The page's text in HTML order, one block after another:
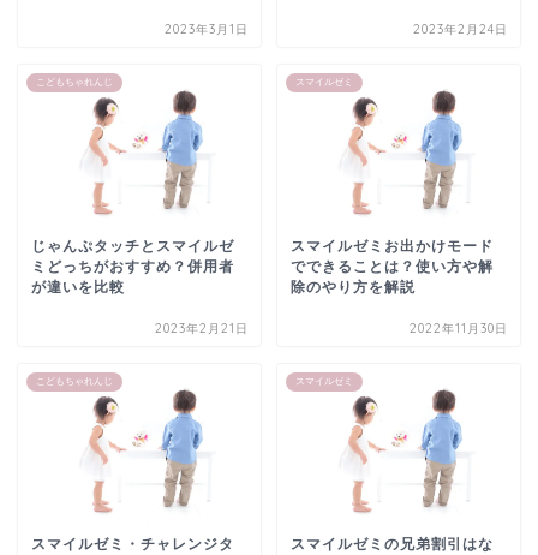
2023年3月1日 2023年2月24日
こどもちゃれんじ
じゃんぷタッチとスマイルゼ
ミどっちがおすすめ？併用者
が違いを比較
2023年2月21日
スマイルゼミ
スマイルゼミお出かけモード
でできることは？使い方や解
除のやり方を解説
2022年11月30日
こどもちゃれんじ
スマイルゼミ・チャレンジタ
スマイルゼミ
スマイルゼミの兄弟割引はな